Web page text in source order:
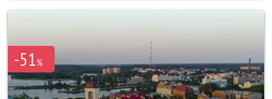
-51%